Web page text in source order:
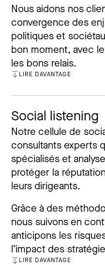
Nous aidons nos
convergence des
politiques et
bon moment, avec
les bons relais.
LIRE DAVANTAGE
Social listening
Notre cellule de
consultants experts
spécialisés et
protéger la
leurs dirigeants.
Grâce à des
nous suivons en
anticipons les
l’impact des
LIRE DAVANTAGE